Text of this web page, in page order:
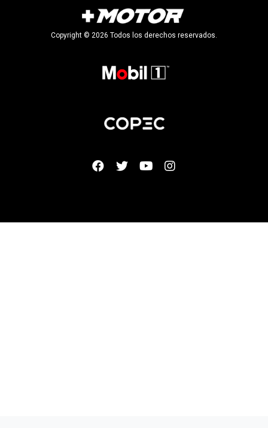
Copyright © 2026 Todos los derechos reservados.